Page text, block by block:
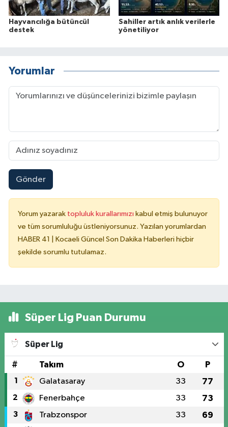
Hayvancılığa bütüncül
destek
Sahiller artık anlık verilerle
yönetiliyor
Yorumlar
Gönder
Yorum yazarak topluluk kurallarımızı kabul etmiş bulunuyor
ve tüm sorumluluğu üstleniyorsunuz. Yazılan yorumlardan
HABER 41 | Kocaeli Güncel Son Dakika Haberleri hiçbir
şekilde sorumlu tutulamaz.
Süper Lig Puan Durumu
Süper Lig
# Takım O P
1 Galatasaray 33 77
2 Fenerbahçe 33 73
3 Trabzonspor 33 69